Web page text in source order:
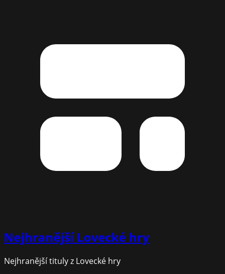
NejhranějšíLovecké hry
Nejhranější tituly z Lovecké hry